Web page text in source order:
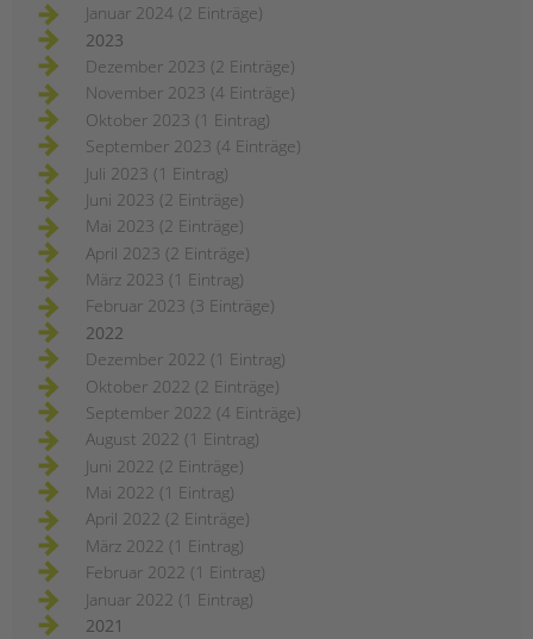
Januar 2024 (2 Einträge)
2023
Dezember 2023 (2 Einträge)
November 2023 (4 Einträge)
Oktober 2023 (1 Eintrag)
September 2023 (4 Einträge)
Juli 2023 (1 Eintrag)
Juni 2023 (2 Einträge)
Mai 2023 (2 Einträge)
April 2023 (2 Einträge)
März 2023 (1 Eintrag)
Februar 2023 (3 Einträge)
2022
Dezember 2022 (1 Eintrag)
Oktober 2022 (2 Einträge)
September 2022 (4 Einträge)
August 2022 (1 Eintrag)
Juni 2022 (2 Einträge)
Mai 2022 (1 Eintrag)
April 2022 (2 Einträge)
März 2022 (1 Eintrag)
Februar 2022 (1 Eintrag)
Januar 2022 (1 Eintrag)
2021